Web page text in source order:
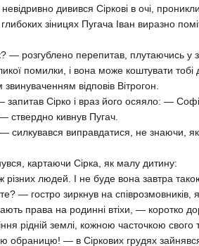
дивився Сіркові в очі,
зіницях Пугача Іван виразно
розгублено перепитав, плутаючись у
помилки, і вона може коштувати тобі
відповів Вітрогон.
Сірко і враз його осяяло: —
кивнув Пугач.
виправдатися, не знаючи,
картаючи Сірка, як малу дитину:
людей. І не буде вона завтра
— гостро зиркнув на співрозмовників,
права на родинні втіхи, — коротко
рідній землі, кожною часточкою свого
— в Сіркових грудях